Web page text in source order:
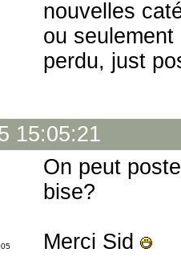
nouvelles
ou
perdu, just
15:05:21
On peut
bise?
Merci Sid